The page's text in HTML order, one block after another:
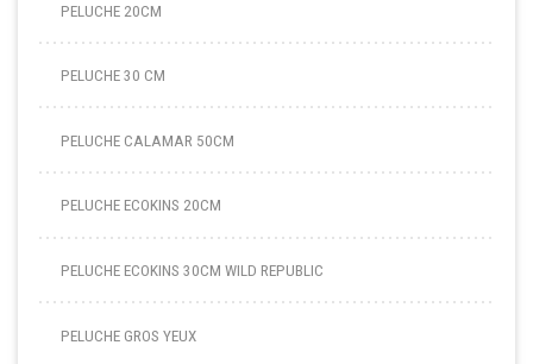
PELUCHE 20CM
PELUCHE 30 CM
PELUCHE CALAMAR 50CM
PELUCHE ECOKINS 20CM
PELUCHE ECOKINS 30CM WILD REPUBLIC
PELUCHE GROS YEUX